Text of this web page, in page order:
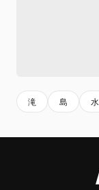
滝 島 水